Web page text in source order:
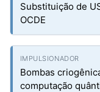
Substituição de
OCDE
Bombas
computação